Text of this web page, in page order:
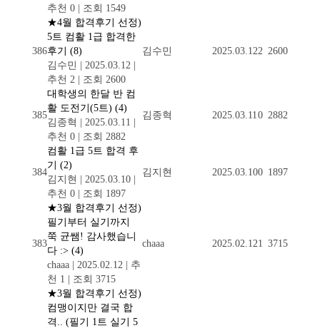
추천 0 | 조회 1549
386
★4월 합격후기 선정)
5트 컴활 1급 합격한
후기 (8)
김수민 | 2025.03.12 |
추천 2 | 조회 2600
김수민 2025.03.122 2600
385
대학생의 한달 반 컴
활 도전기(5트) (4)
김종혁 | 2025.03.11 |
추천 0 | 조회 2882
김종혁 2025.03.11 0 2882
384
컴활 1급 5트 합격 후
기 (2)
김지현 | 2025.03.10 |
추천 0 | 조회 1897
김지현 2025.03.100 1897
383
★3월 합격후기 선정)
필기부터 실기까지
쭉 균쌤! 감사했습니
다 :> (4)
chaaa | 2025.02.12 | 추
천 1 | 조회 3715
chaaa 2025.02.121 3715
★3월 합격후기 선정)
컴맹이지만 결국 합
격.. (필기 1트 실기 5